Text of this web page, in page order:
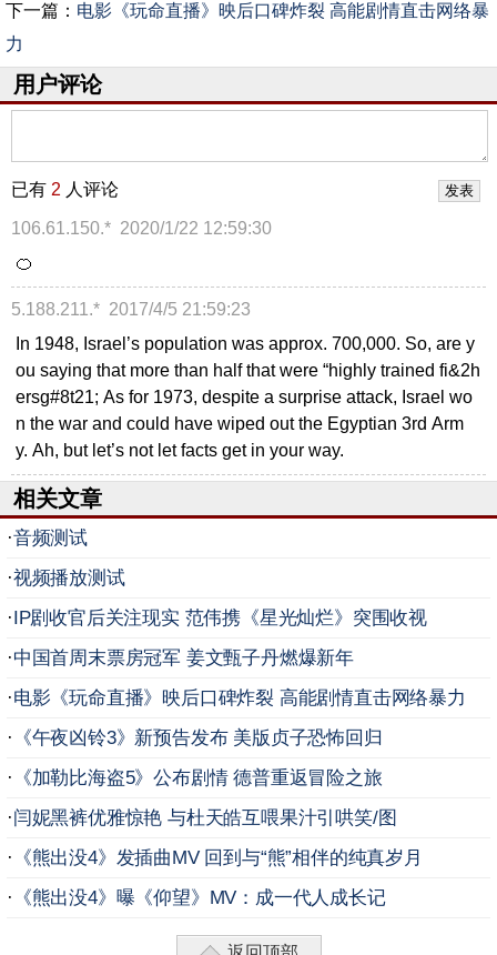
下一篇： 电影《玩命直播》映后口碑炸裂 高能剧情直击网络暴
力
用户评论
已有 2 人评论
106.61.150.* 2020/1/22 12:59:30
🍊
5.188.211.* 2017/4/5 21:59:23
In 1948, Israel’s population was approx. 700,000. So, are y
ou saying that more than half that were “highly trained fi&2h
ersg#8t21; As for 1973, despite a surprise attack, Israel wo
n the war and could have wiped out the Egyptian 3rd Arm
y. Ah, but let’s not let facts get in your way.
相关文章
·音频测试
·视频播放测试
·IP剧收官后关注现实 范伟携《星光灿烂》突围收视
·中国首周末票房冠军 姜文甄子丹燃爆新年
·电影《玩命直播》映后口碑炸裂 高能剧情直击网络暴力
· 《午夜凶铃3》新预告发布 美版贞子恐怖回归
· 《加勒比海盗5》公布剧情 德普重返冒险之旅
·闫妮黑裤优雅惊艳 与杜天皓互喂果汁引哄笑/图
· 《熊出没4》发插曲MV 回到与“熊”相伴的纯真岁月
· 《熊出没4》曝《仰望》MV：成一代人成长记